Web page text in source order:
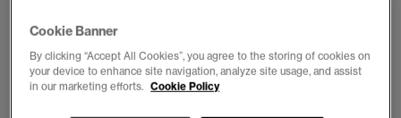
Cookie Banner
By clicking “Accept All Cookies”, you agree to the storing of cookies on
your device to enhance site navigation, analyze site usage, and assist
in our marketing efforts. Cookie Policy